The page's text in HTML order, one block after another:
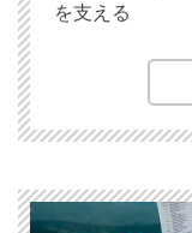
を支える